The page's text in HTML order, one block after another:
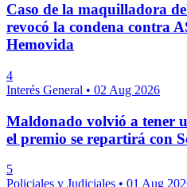
Caso de la maquilladora
revocó la condena contra
Hemovida
4
Interés General • 02 Aug 2026
Maldonado volvió a tener
el premio se repartirá con
5
Policiales y Judiciales • 01 Aug